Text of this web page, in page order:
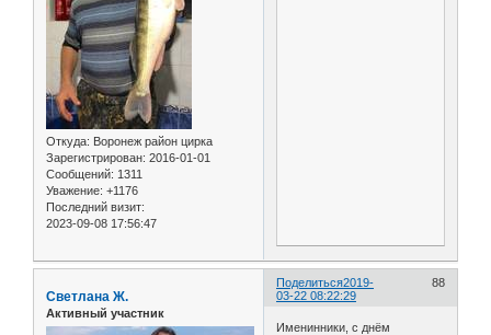
Откуда: Воронеж район цирка
Зарегистрирован: 2016-01-01
Сообщений: 1311
Уважение: +1176
Последний визит:
2023-09-08 17:56:47
Поделиться 88
2019-
03-22 08:22:29
Светлана Ж.
Активный участник
Именинники, с днём